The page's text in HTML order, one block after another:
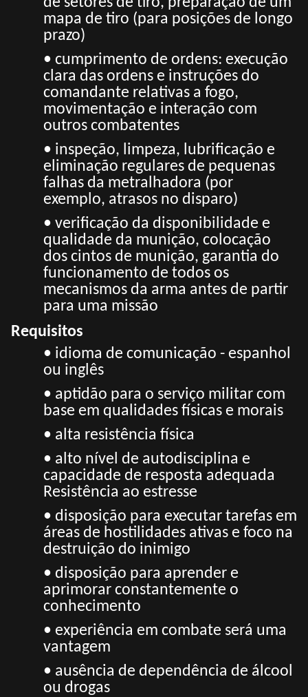
mapa de tiro (para posições de longo
prazo)
• cumprimento de ordens: execução
clara das ordens e instruções do
comandante relativas a fogo,
movimentação e interação com
outros combatentes
• inspeção, limpeza, lubrificação e
eliminação regulares de pequenas
falhas da metralhadora (por
exemplo, atrasos no disparo)
• verificação da disponibilidade e
qualidade da munição, colocação
dos cintos de munição, garantia do
funcionamento de todos os
mecanismos da arma antes de partir
para uma missão
Requisitos
• idioma de comunicação - espanhol
ou inglês
• aptidão para o serviço militar com
base em qualidades físicas e morais
• alta resistência física
• alto nível de autodisciplina e
capacidade de resposta adequada
Resistência ao estresse
• disposição para executar tarefas em
áreas de hostilidades ativas e foco na
destruição do inimigo
• disposição para aprender e
aprimorar constantemente o
conhecimento
• experiência em combate será uma
vantagem
• ausência de dependência de álcool
ou drogas